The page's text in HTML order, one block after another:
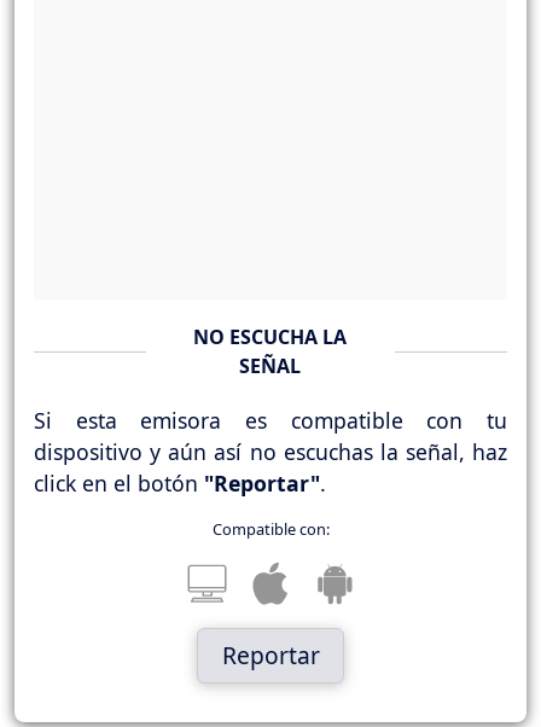
NO ESCUCHA LA
SEÑAL
Si esta emisora es compatible con tu
dispositivo y aún así no escuchas la señal, haz
click en el botón "Reportar".
Compatible con:
Reportar